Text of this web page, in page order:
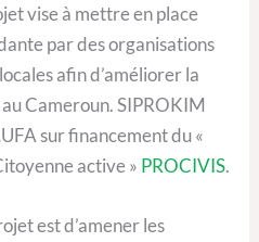
vise à mettre en place
par des organisations
afin d’améliorer la
Cameroun. SIPROKIM
sur financement du «
active » PROCIVIS.
est d’amener les